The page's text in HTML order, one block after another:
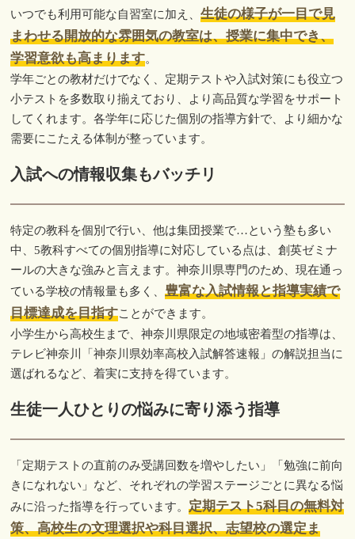
いつでも利用可能な自習室に加え、生徒の様子が一目で見
まわせる開放的な雰囲気の教室は、授業に集中でき、
学習意欲も高まります。
学年ごとの教材だけでなく、定期テストや入試対策にも役立つ
小テストを多数取り揃えており、より高品質な学習をサポート
してくれます。各学年に応じた個別の指導方針で、より細かな
需要にこたえる体制が整っています。
入試への情報収集もバッチリ
特定の教科を個別で行い、他は集団授業で…という塾も多い
中、5教科すべての個別指導に対応している点は、創英ゼミナ
ールの大きな強みと言えます。神奈川県専門のため、現在通っ
ている学校の情報量も多く、豊富な入試情報と指導実績で
目標達成を目指すことができます。
小学生から高校生まで、神奈川県限定の地域密着型の指導は、
テレビ神奈川「神奈川県効率高校入試解答速報」の解説担当に
選ばれるなど、着実に支持を得ています。
生徒一人ひとりの悩みに寄り添う指導
「定期テストの直前のみ受講回数を増やしたい」「勉強に前向
きになれない」など、それぞれの学習ステージごとに異なる悩
みに沿った指導を行っています。定期テスト5科目の無料対
策、高校生の文理選択や科目選択、志望校の選定ま